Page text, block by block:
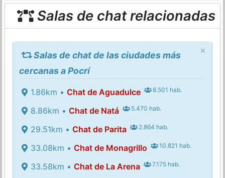
Salas de chat relacionadas
×
Salas de chat de las ciudades más
cercanas a Pocrí
1.86km • Chat de Aguadulce 8.501 hab.
8.86km • Chat de Natá 5.470 hab.
29.51km • Chat de Parita 2.864 hab.
33.08km • Chat de Monagrillo 10.821 hab.
33.58km • Chat de La Arena 7.175 hab.